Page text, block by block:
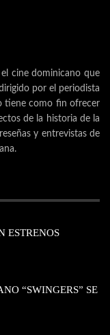
cine dominicano que
por el periodista
tiene como fin ofrecer
de la historia de la
y entrevistas de
ESTRENOS
“SWINGERS” SE